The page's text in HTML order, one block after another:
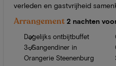
verleden en gastvrijheid
Arrangement 2 nachten
Dagelijks ontbijtbuffet
3-Gangendiner in
Orangerie Steenenburg